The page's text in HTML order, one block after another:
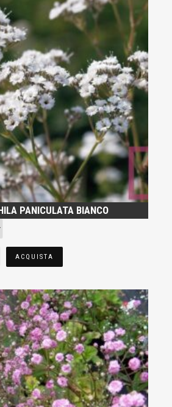
PANICULATA BIANCO
ACQUISTA